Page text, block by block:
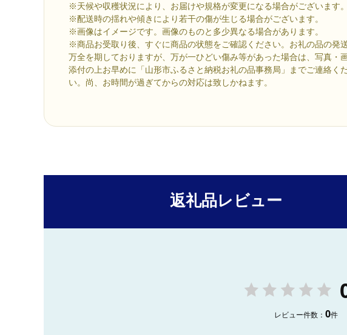
※天候や収穫状況により、お届けや規格が変更になる場合がございます。
※配送時の揺れや傾きにより若干の傷が生じる場合がございます。
※画像はイメージです。画像のものと多少異なる場合があります。
※商品お受取り後、すぐに商品の状態をご確認ください。お礼の品の発
万全を期しておりますが、万が一ひどい傷み等があった場合は、写真・
添付の上お早めに「山形市ふるさと納税お礼の品事務局」までご連絡く
い。尚、お時間が過ぎてからの対応は致しかねます。
返礼品レビュー
レビュー件数： 0件